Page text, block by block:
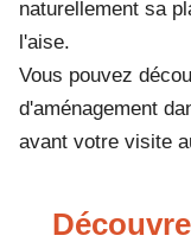
naturellement sa
l'aise.
Vous pouvez
d'aménagement
avant votre visite